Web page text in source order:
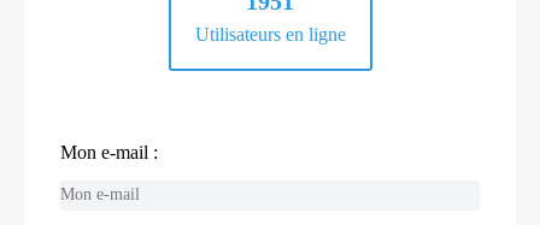
Utilisateurs en ligne
Mon e-mail :